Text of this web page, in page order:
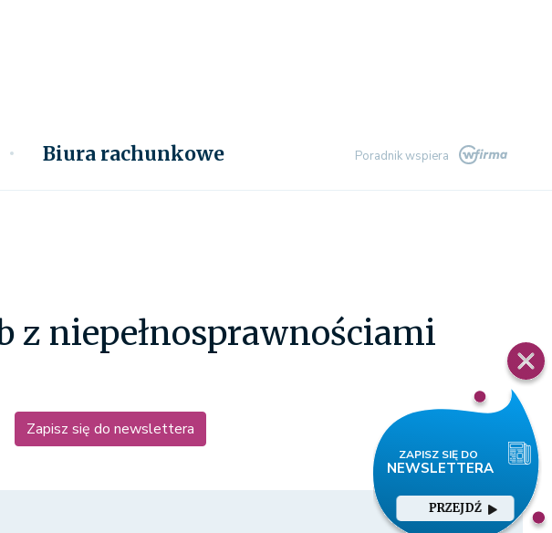
Biura rachunkowe Poradnik wspiera
PRZEJDŹ
z niepełnosprawnościami
Zapisz się do newslettera